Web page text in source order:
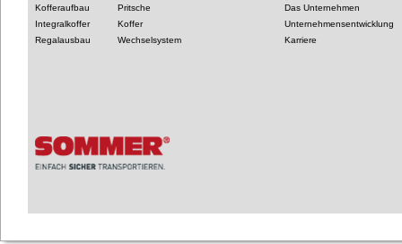
Kofferaufbau
Integralkoffer
Regalausbau
Pritsche
Koffer
Wechselsystem
Das Unternehmen
Unternehmensentwicklung
Karriere